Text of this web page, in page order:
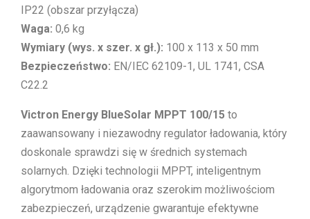
IP22 (obszar przyłącza)
Waga: 0,6 kg
Wymiary (wys. x szer. x gł.): 100 x 113 x 50 mm
Bezpieczeństwo: EN/IEC 62109-1, UL 1741, CSA
C22.2
Victron Energy BlueSolar MPPT 100/15 to
zaawansowany i niezawodny regulator ładowania, który
doskonale sprawdzi się w średnich systemach
solarnych. Dzięki technologii MPPT, inteligentnym
algorytmom ładowania oraz szerokim możliwościom
zabezpieczeń, urządzenie gwarantuje efektywne